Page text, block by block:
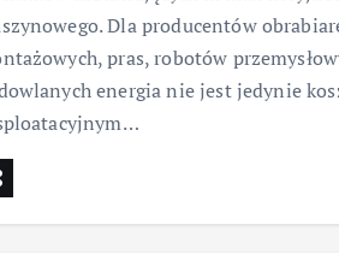
Dla producentów
pras, robotów
energia nie jest jedynie